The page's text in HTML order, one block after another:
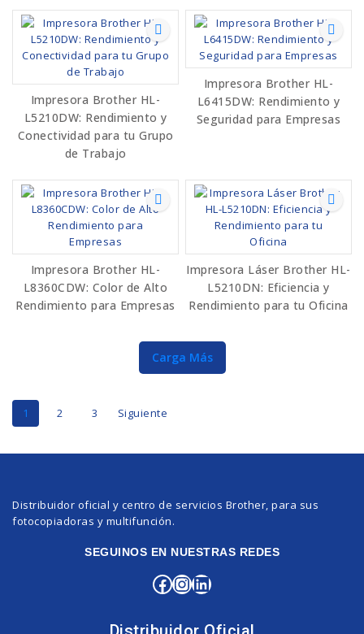
Impresora Brother HL-
L5210DW: Rendimiento y
Conectividad para tu Grupo
de Trabajo
Impresora Brother HL-
L6415DW: Rendimiento y
Seguridad para Empresas
Impresora Brother HL-
L8360CDW: Color de Alto
Rendimiento para Empresas
Impresora Láser Brother HL-
L5210DN: Eficiencia y
Rendimiento para tu Oficina
Carga Más
1 2 3 Siguiente
Distribuidor oficial y centro de servicios Brother, para sus
fotocopiadoras y multifunción.
SEGUINOS EN NUESTRAS REDES